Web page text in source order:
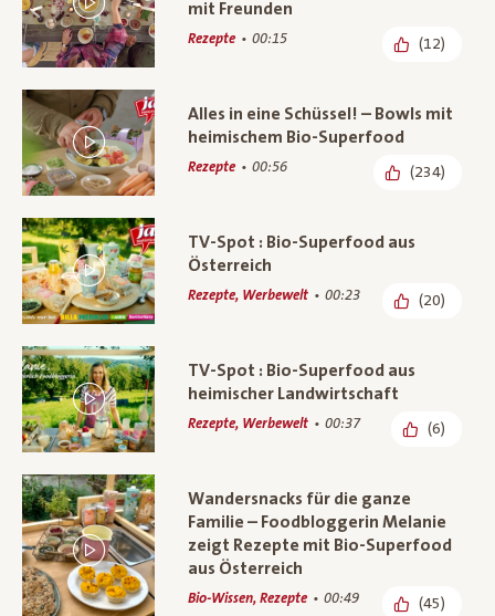
mit Freunden
Rezepte 00:15 (12)
Alles in eine Schüssel! – Bowls mit
heimischem Bio-Superfood
Rezepte 00:56 (234)
TV-Spot : Bio-Superfood aus
Österreich
Rezepte, Werbewelt 00:23 (20)
TV-Spot : Bio-Superfood aus
heimischer Landwirtschaft
Rezepte, Werbewelt 00:37 (6)
Wandersnacks für die ganze
Familie – Foodbloggerin Melanie
zeigt Rezepte mit Bio-Superfood
aus Österreich
Bio-Wissen, Rezepte 00:49 (45)